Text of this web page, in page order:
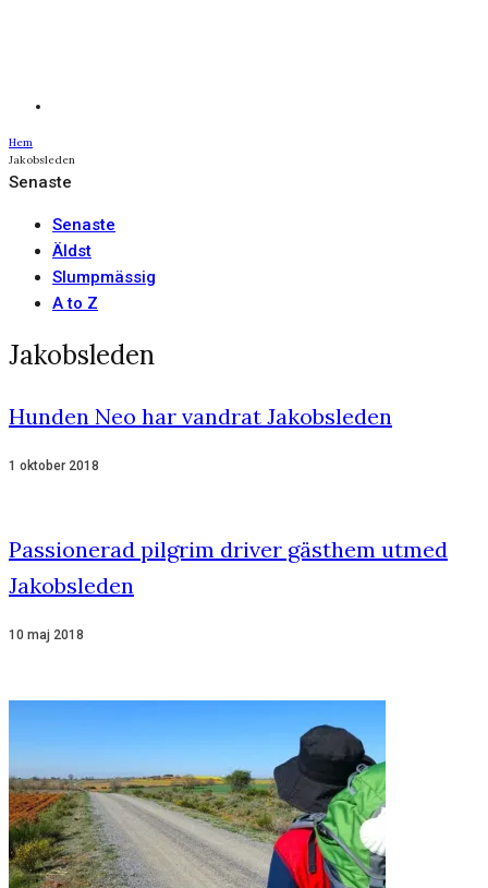
Hem
Jakobsleden
Senaste
Senaste
Äldst
Slumpmässig
A to Z
Jakobsleden
Hunden Neo har vandrat Jakobsleden
1 oktober 2018
Passionerad pilgrim driver gästhem utmed
Jakobsleden
10 maj 2018